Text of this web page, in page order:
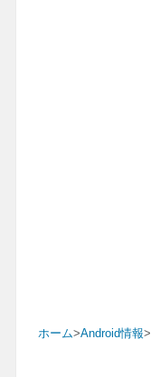
ホーム>Android情報>